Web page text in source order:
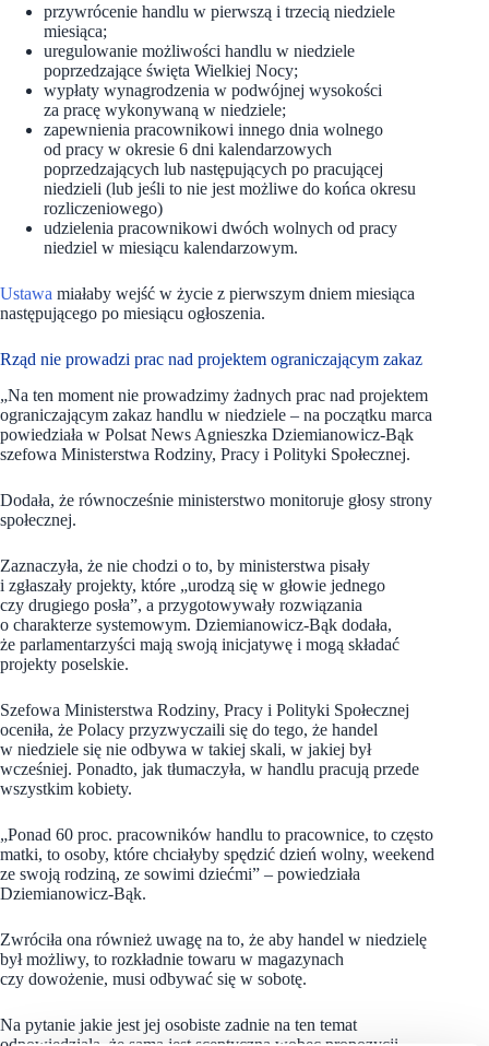
przywrócenie handlu w pierwszą i trzecią niedziele
miesiąca;
uregulowanie możliwości handlu w niedziele
poprzedzające święta Wielkiej Nocy;
wypłaty wynagrodzenia w podwójnej wysokości
za pracę wykonywaną w niedziele;
zapewnienia pracownikowi innego dnia wolnego
od pracy w okresie 6 dni kalendarzowych
poprzedzających lub następujących po pracującej
niedzieli (lub jeśli to nie jest możliwe do końca okresu
rozliczeniowego)
udzielenia pracownikowi dwóch wolnych od pracy
niedziel w miesiącu kalendarzowym.
Ustawa miałaby wejść w życie z pierwszym dniem miesiąca
następującego po miesiącu ogłoszenia.
Rząd nie prowadzi prac nad projektem ograniczającym zakaz
„Na ten moment nie prowadzimy żadnych prac nad projektem
ograniczającym zakaz handlu w niedziele – na początku marca
powiedziała w Polsat News Agnieszka Dziemianowicz-Bąk
szefowa Ministerstwa Rodziny, Pracy i Polityki Społecznej.
Dodała, że równocześnie ministerstwo monitoruje głosy strony
społecznej.
Zaznaczyła, że nie chodzi o to, by ministerstwa pisały
i zgłaszały projekty, które „urodzą się w głowie jednego
czy drugiego posła”, a przygotowywały rozwiązania
o charakterze systemowym. Dziemianowicz-Bąk dodała,
że parlamentarzyści mają swoją inicjatywę i mogą składać
projekty poselskie.
Szefowa Ministerstwa Rodziny, Pracy i Polityki Społecznej
oceniła, że Polacy przyzwyczaili się do tego, że handel
w niedziele się nie odbywa w takiej skali, w jakiej był
wcześniej. Ponadto, jak tłumaczyła, w handlu pracują przede
wszystkim kobiety.
„Ponad 60 proc. pracowników handlu to pracownice, to często
matki, to osoby, które chciałyby spędzić dzień wolny, weekend
ze swoją rodziną, ze sowimi dziećmi” – powiedziała
Dziemianowicz-Bąk.
Zwróciła ona również uwagę na to, że aby handel w niedzielę
był możliwy, to rozkładnie towaru w magazynach
czy dowożenie, musi odbywać się w sobotę.
Na pytanie jakie jest jej osobiste zadnie na ten temat